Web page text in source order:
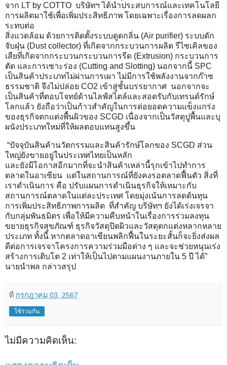
จาก LT by COTTO บริษัทฯ ได้นำประสบการณ์และเทคโนโลยี
การผลิตมาใช้เพื่อเพิ่มประสิทธิภาพ โดยเฉพาะเรื่องการลดผลก
ระทบต่อ
สิ่งแวดล้อม ด้วยการติดตั้งระบบดูดกลิ่น (Air purifier) ระบบดัก
จับฝุ่น (Dust collector) ที่เกิดจากกระบวนการผลิต รีไซเคิลของ
เสียที่เกิดจากกระบวนกระบวนการรีด (Extrusion) กระบวนการ
ตัด และการเซาะร่อง (Cutting and Slotting) นอกจากนี้ SPC
เป็นสินค้าประเภทไม่ผ่านการเผา ไม่มีการใช้พลังงานจากก๊าซ
ธรรมชาติ จึงไม่ปล่อย CO2 เข้าสู่ชั้นบรรยากาศ นอกจากจะ
เป็นสินค้าที่ตอบโจทย์ด้านไลฟ์สไตล์และสอดรับกับเทรนด์รักษ์
โลกแล้ว ยังถือว่าเป็นก้าวสำคัญในการต่อยอดความแข็งแกร่ง
ของธุรกิจตกแต่งพื้นผิวของ SCGD เนื่องจากเป็นวัสดุปูพื้นและบุ
ผนังประเภทใหม่ที่ให้ผลตอบแทนสูงขึ้น
“ปัจจุบันสินค้านวัตกรรมและสินค้ารักษ์โลกของ SCGD ส่วน
ใหญ่ยังขายอยู่ในประเทศไทยเป็นหลัก
และยังมีโอกาสอีกมากที่จะนำสินค้าเหล่านี้รุกเข้าไปทำการ
ตลาดในอาเซียน แต่ในสถานการณ์ที่ยังคงรอตลาดฟื้นตัว สิ่งที่
เราดำเนินการ คือ ปรับแผนการดำเนินธุรกิจให้เหมาะกับ
สถานการณ์ตลาดในแต่ละประเทศ โดยมุ่งเน้นการลดต้นทุน
การเพิ่มประสิทธิภาพการผลิต ที่สำคัญ บริษัทฯ ยังได้เร่งเจรจา
กับกลุ่มพันธมิตร เพื่อให้มีความคืบหน้าในเรื่องการร่วมลงทุน
ขยายธุรกิจสุขภัณฑ์ ธุรกิจวัสดุปิดผิวและวัสดุตกแต่งหลากหลาย
ประเภท ทั้งนี้ หากตลาดอาเซียนพลิกฟื้นในระยะสั้นก็จะยิ่งส่งผล
ดีต่อการเจรจาโครงการความร่วมมือต่าง ๆ และจะช่วยหนุนเร่ง
สร้างการเติบโต 2 เท่าให้เป็นไปตามแผนงานภายใน 5 ปี ได้”
นายนำพล กล่าวสรุป
ที่ กรกฎาคม 03, 2567
ใช้ร่วมกัน
ไม่มีความคิดเห็น: